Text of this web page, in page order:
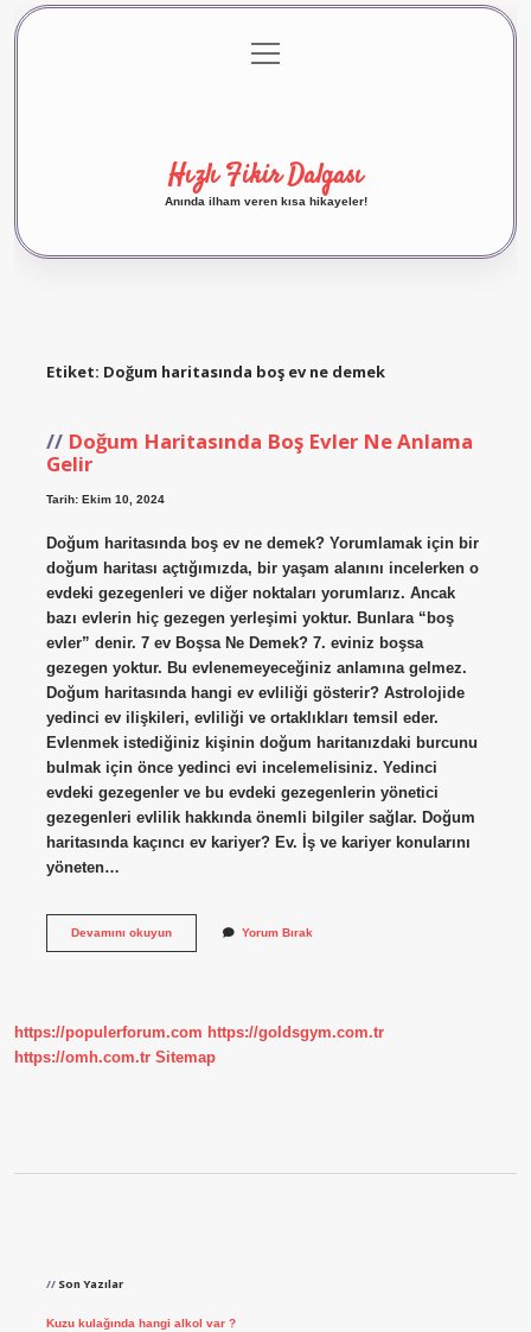
Gizlilik Politikası
menüyü
aç
Hızlı Fikir Dalgası
Anında ilham veren kısa hikayeler!
Etiket: Doğum haritasında boş ev ne demek
Doğum Haritasında Boş Evler Ne Anlama
Gelir
Tarih: Ekim 10, 2024
Doğum haritasında boş ev ne demek? Yorumlamak için bir
doğum haritası açtığımızda, bir yaşam alanını incelerken o
evdeki gezegenleri ve diğer noktaları yorumlarız. Ancak
bazı evlerin hiç gezegen yerleşimi yoktur. Bunlara “boş
evler” denir. 7 ev Boşsa Ne Demek? 7. eviniz boşsa
gezegen yoktur. Bu evlenemeyeceğiniz anlamına gelmez.
Doğum haritasında hangi ev evliliği gösterir? Astrolojide
yedinci ev ilişkileri, evliliği ve ortaklıkları temsil eder.
Evlenmek istediğiniz kişinin doğum haritanızdaki burcunu
bulmak için önce yedinci evi incelemelisiniz. Yedinci
evdeki gezegenler ve bu evdeki gezegenlerin yönetici
gezegenleri evlilik hakkında önemli bilgiler sağlar. Doğum
haritasında kaçıncı ev kariyer? Ev. İş ve kariyer konularını
yöneten…
Devamını okuyunDoğum
Gelir
Yorum Bırak
https://populerforum.com https://goldsgym.com.tr
https://omh.com.tr Sitemap
Son Yazılar
Kuzu kulağında hangi alkol var ?